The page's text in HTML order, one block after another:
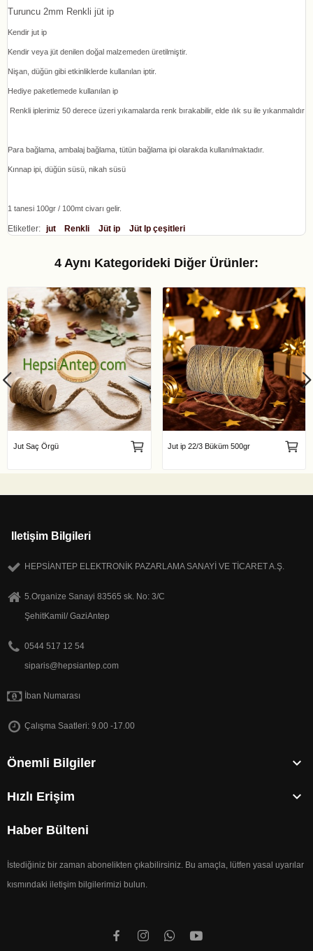
Turuncu 2mm Renkli jüt ip
Kendir jut ip
Kendir veya jüt denilen doğal malzemeden üretilmiştir.
Nişan, düğün gibi etkinliklerde kullanılan iptir.
Hediye paketlemede kullanılan ip
Renkli iplerimiz 50 derece üzeri yıkamalarda renk bırakabilir, elde ılık su ile yıkanmalıdır
Para bağlama, ambalaj bağlama, tütün bağlama ipi olarakda kullanılmaktadır.
Kınnap ipi, düğün süsü, nikah süsü
1 tanesi 100gr / 100mt civarı gelir.
Etiketler: jut Renkli Jüt ip Jüt Ip çeşitleri
4 Aynı Kategorideki Diğer Ürünler:
Jut Saç Örgü Jut ip 22/3 Büküm 500gr
Iletişim Bilgileri
HEPSİANTEP ELEKTRONİK PAZARLAMA SANAYİ VE TİCARET A.Ş.
5.Organize Sanayi 83565 sk. No: 3/C
ŞehitKamil/ GaziAntep
0544 517 12 54
siparis@hepsiantep.com
İban Numarası
Çalışma Saatleri: 9.00 -17.00
Önemli Bilgiler 
Hızlı Erişim 
Haber Bülteni
İstediğiniz bir zaman abonelikten çıkabilirsiniz. Bu amaçla, lütfen yasal uyarılar
kısmındaki iletişim bilgilerimizi bulun.